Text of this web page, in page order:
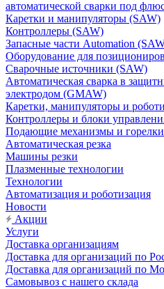
автоматической сварки под
Каретки и манипуляторы (SAW)
Контроллеры (SAW)
Запасные части Automation
Оборудование для
Сварочные источники (SAW)
Автоматическая сварка в
электродом (GMAW)
Каретки, манипуляторы и
Контроллеры и блоки
Подающие механизмы и
Автоматическая резка
Машины резки
Плазменные технологии
Технологии
Автоматизация и роботизация
Новости
Акции
Услуги
Доставка организациям
Доставка для организаций по
Доставка для организаций по
Самовывоз с нашего склада